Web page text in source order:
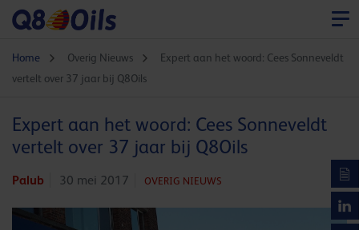
Home Overig Nieuws
Expert aan het woord: Cees Sonneveldt
vertelt over 37 jaar bij Q8Oils
Expert aan het woord: Cees Sonneveldt
vertelt over 37 jaar bij Q8Oils
Palub 30 mei 2017 OVERIG NIEUWS